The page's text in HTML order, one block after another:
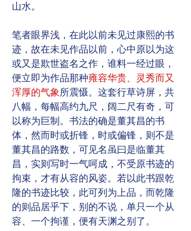
山水。
笔者眼界浅，在此以前未见过康熙的书
迹，故在未见作品以前，心中原以为这
或又是欺世盗名之作，谁料一经过眼，
便立即为作品那种雍容华贵、灵秀而又
浑厚的气象所震慑。这套行草诗屏，共
八幅，每幅高约九尺，阔二尺有奇，可
以称为巨制。书法的确是董其昌的书
体，然而时或折锋，时或偏锋，则不是
董其昌的路数，可见名虽曰是临董其
昌，实则写时一气呵成，不受原书迹的
拘束，才有从容的风姿。若以此书跟乾
隆的书迹比较，此可列为上品，而乾隆
的则品居乎下，别的不说，单只一个从
容、一个拘谨，便有天渊之别了。